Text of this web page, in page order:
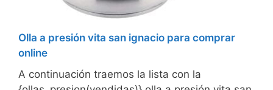
Olla a presión vita san ignacio para comprar
online
A continuación traemos la lista con la